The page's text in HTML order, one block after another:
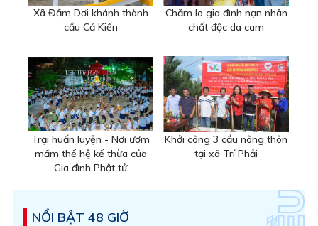
Xã Đầm Dơi khánh thành
cầu Cả Kiến
Chăm lo gia đình nạn nhân
chất độc da cam
Trại huấn luyện - Nơi ươm
mầm thế hệ kế thừa của
Gia đình Phật tử
Khởi công 3 cầu nông thôn
tại xã Trí Phải
NỔI BẬT 48 GIỜ